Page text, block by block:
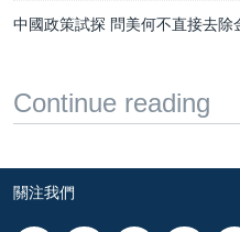
中國政策試探 問美何不直接去除
Continue reading
關注我們